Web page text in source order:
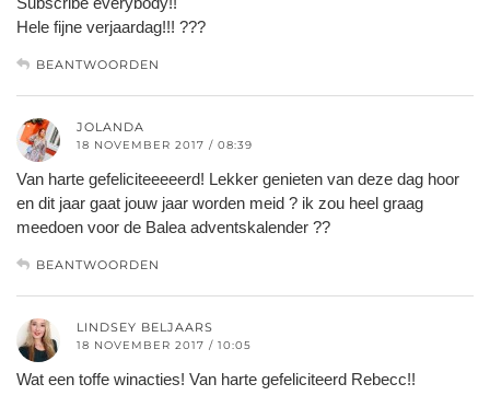
Hele fijne verjaardag!!! ???
BEANTWOORDEN
JOLANDA
18 NOVEMBER 2017 / 08:39
Van harte gefeliciteeeeerd! Lekker genieten van deze dag hoor
en dit jaar gaat jouw jaar worden meid ? ik zou heel graag
meedoen voor de Balea adventskalender ??
BEANTWOORDEN
LINDSEY BELJAARS
18 NOVEMBER 2017 / 10:05
Wat een toffe winacties! Van harte gefeliciteerd Rebecc!!